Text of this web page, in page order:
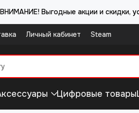
ВНИМАНИЕ! Выгодные акции и скидки,
Личный кабинет Steam
Цифровые товары